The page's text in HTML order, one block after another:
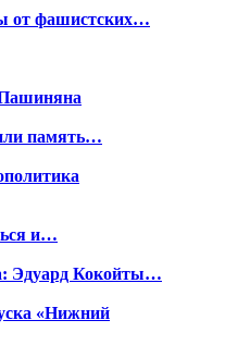
от фашистских…
память…
и…
Эдуард Кокойты…
«Нижний